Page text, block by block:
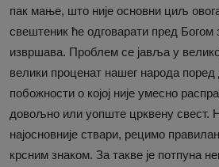
пак мање, што није основни циљ
свештеник ће одговарати пред Богом
извршава. Проблем се јавља у
велики проценат нашег народа поред
побожности о којој није умесно
довољно или уопште црквену свест.
најосновније ствари, рецимо
крсним знаком. За такве је потпуна